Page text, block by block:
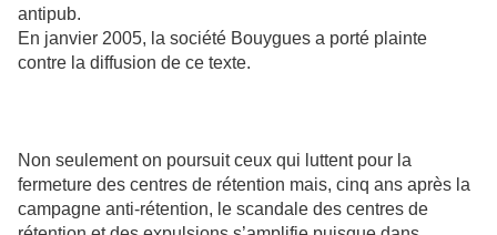
antipub.
En janvier 2005, la société Bouygues a porté plainte
contre la diffusion de ce texte.
Non seulement on poursuit ceux qui luttent pour la
fermeture des centres de rétention mais, cinq ans après la
campagne anti-rétention, le scandale des centres de